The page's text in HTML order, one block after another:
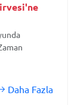
Daha Fazla